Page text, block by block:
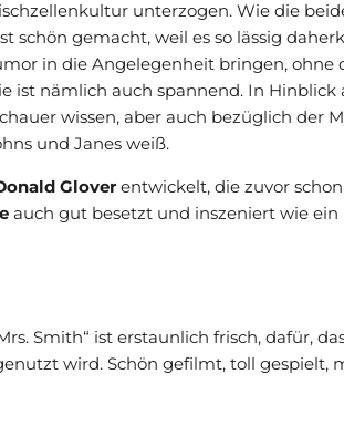
unterzogen. Wie die
schön gemacht, weil es so lässig
in die Angelegenheit bringen, ohne
ist nämlich auch spannend. In Hinblick
wissen, aber auch bezüglich der
und Janes weiß.
Glover entwickelt, die zuvor schon
auch gut besetzt und inszeniert wie ein
Smith“ ist erstaunlich frisch, dafür,
wird. Schön gefilmt, toll gespielt,